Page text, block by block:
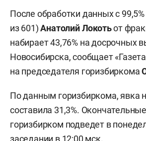
После обработки данных с
из 601)Анатолий Локотьот
набирает 43,76% на досрочных
Новосибирска, сообщает
на председателя горизбиркома
По данным горизбиркома, явка
составила 31,3%.
горизбирком подведет в
заседании в 12:00 мск.